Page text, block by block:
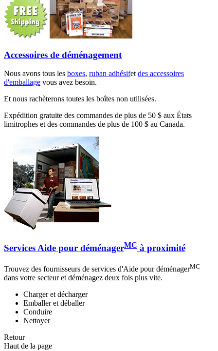
Accessoires de déménagement
Nous avons tous les boxes, ruban adhésifetdes accessoires
d'emballage vous avez besoin.
Et nous rachèterons toutes les boîtes non utilisées.
Expédition gratuite des commandes de plus de 50 $ aux États
limitrophes et des commandes de plus de 100 $ au Canada.
Services Aide pour déménagerMC à proximité
Trouvez des fournisseurs de services d'Aide pour déménagerMC
dans votre secteur et déménagez deux fois plus vite.
Charger et décharger
Emballer et déballer
Conduire
Nettoyer
Retour
Haut de la page